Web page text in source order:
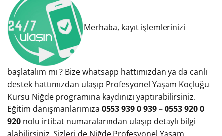
Merhaba, kayıt işlemlerinizi
başlatalım mı ? Bize whatsapp hattımızdan ya da canlı
destek hattımızdan ulaşıp Profesyonel Yaşam Koçluğu
Kursu Niğde programına kaydınızı yaptırabilirsiniz.
Eğitim danışmanlarımıza 0553 939 0 939 – 0553 920 0
920 nolu irtibat numaralarından ulaşıp detaylı bilgi
alabilirsiniz. Sizleri de Niğde Profesyonel Yaşam